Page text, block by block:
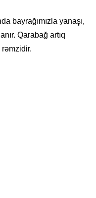
bayrağımızla yanaşı,
Qarabağ artıq